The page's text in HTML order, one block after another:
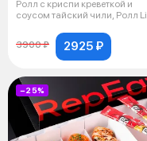
Ролл с криспи креветкой и
соусом тайский чили, Ролл
3900 ₽ 2925 ₽
−25%